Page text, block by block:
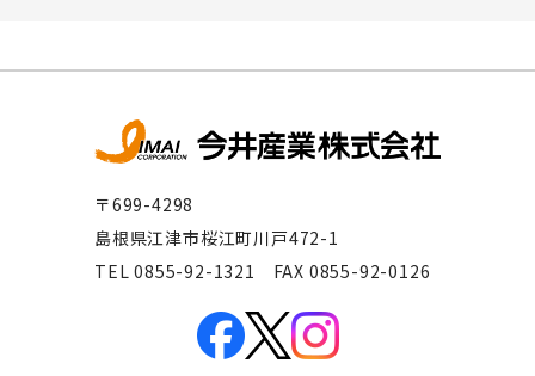
〒699-4298
島根県江津市桜江町川戸472-1
TEL 0855-92-1321 FAX 0855-92-0126